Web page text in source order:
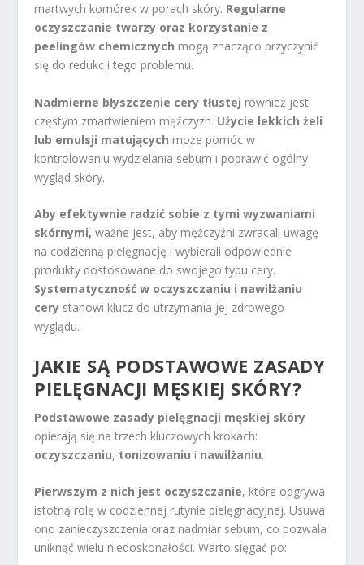
martwych komórek w porach skóry. Regularne
oczyszczanie twarzy oraz korzystanie z
peelingów chemicznych mogą znacząco przyczynić
się do redukcji tego problemu.
Nadmierne błyszczenie cery tłustej również jest
częstym zmartwieniem mężczyzn. Użycie lekkich żeli
lub emulsji matujących może pomóc w
kontrolowaniu wydzielania sebum i poprawić ogólny
wygląd skóry.
Aby efektywnie radzić sobie z tymi wyzwaniami
skórnymi, ważne jest, aby mężczyźni zwracali uwagę
na codzienną pielęgnację i wybierali odpowiednie
produkty dostosowane do swojego typu cery.
Systematyczność w oczyszczaniu i nawilżaniu
cery stanowi klucz do utrzymania jej zdrowego
wyglądu.
JAKIE SĄ PODSTAWOWE ZASADY
PIELĘGNACJI MĘSKIEJ SKÓRY?
Podstawowe zasady pielęgnacji męskiej skóry
opierają się na trzech kluczowych krokach:
oczyszczaniu, tonizowaniu i nawilżaniu.
Pierwszym z nich jest oczyszczanie, które odgrywa
istotną rolę w codziennej rutynie pielęgnacyjnej. Usuwa
ono zanieczyszczenia oraz nadmiar sebum, co pozwala
uniknąć wielu niedoskonałości. Warto sięgać po: